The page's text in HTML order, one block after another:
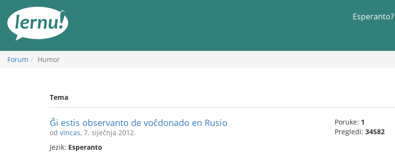
Esperanto?
Forum Humor
Tema
Ĝi estis observanto de voĉdonado en Rusio
od vincas, 7. siječnja 2012.
Jezik: Esperanto
Poruke: 1
Pregledi: 34582